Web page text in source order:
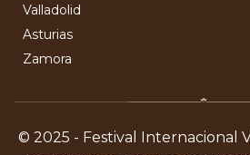
Valladolid
Asturias
Zamora
© 2025 - Festival Internacional